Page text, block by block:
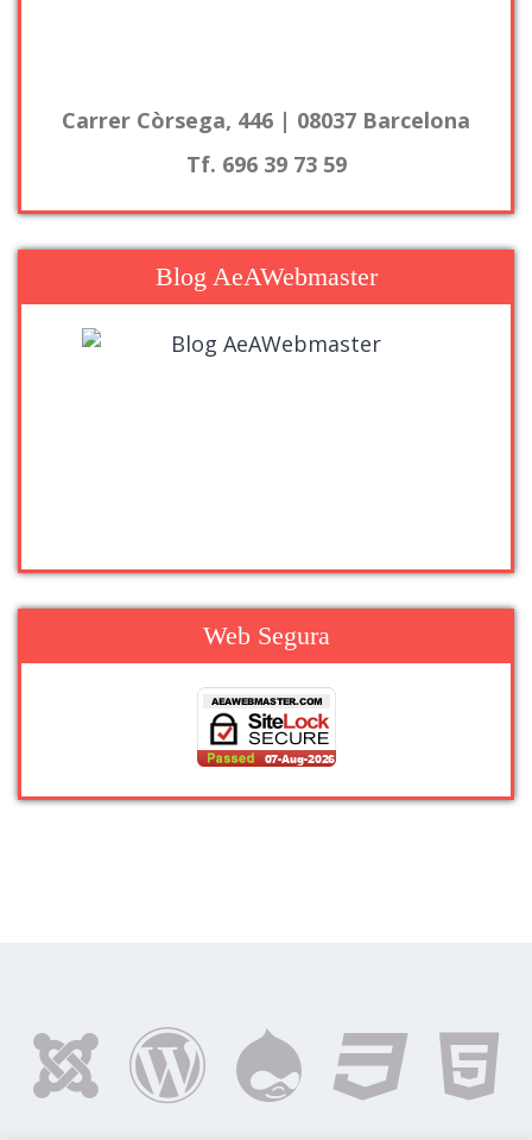
Carrer Còrsega, 446 | 08037 Barcelona
Tf. 696 39 73 59
Blog AeAWebmaster
Web Segura